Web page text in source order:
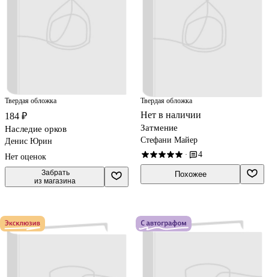
Твердая обложка
184 ₽
Наследие орков
Денис Юрин
Нет оценок
Забрать
из магазина
Твердая обложка
Нет в наличии
Затмение
Стефани Майер
· 4
Похожее